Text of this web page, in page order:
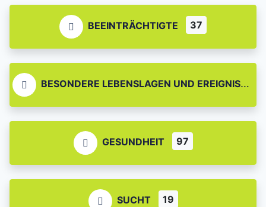
BEEINTRÄCHTIGTE 37
BESONDERE LEBENSLAGEN UND EREIGNISSE
GESUNDHEIT 97
SUCHT 19